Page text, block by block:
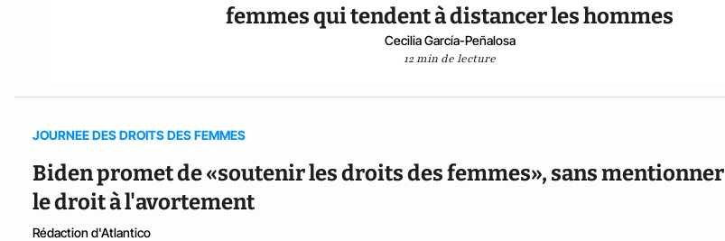
femmes qui tendent à distancer les hommes
Cecilia García-Peñalosa
12 min de lecture
JOURNEE DES DROITS DES FEMMES
Biden promet de «soutenir les droits des femmes», sans mentionner
le droit à l'avortement
Rédaction d'Atlantico